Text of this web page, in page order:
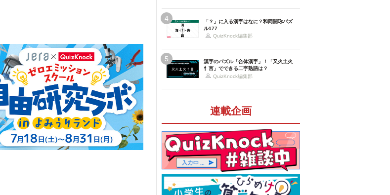
4
「？」に入る漢字はなに？和同開珎パズ
ル177
QuizKnock編集部
5
漢字のパズル「合体漢字」！「又火土火
忄言」でできる二字熟語は？
QuizKnock編集部
連載企画